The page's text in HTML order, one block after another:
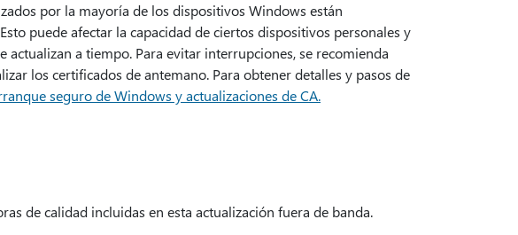
por la mayoría de los dispositivos Windows están
puede afectar la capacidad de ciertos dispositivos personales y
a tiempo. Para evitar interrupciones, se recomienda
los certificados de antemano. Para obtener detalles y pasos de
seguro de Windows y actualizaciones de CA.
de calidad incluidas en esta actualización fuera de banda.